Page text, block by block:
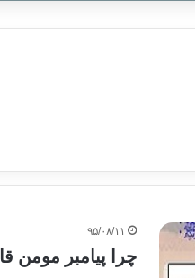
۹۵/۰۸/۱۱
چرا پیامبر مومن